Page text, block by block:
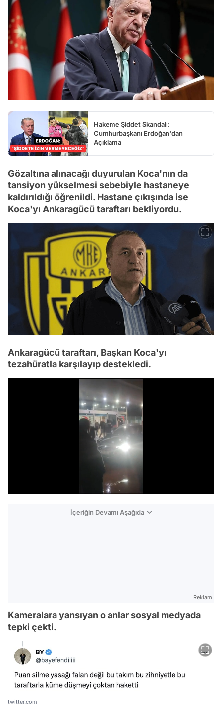
Hakeme Şiddet Skandalı:
Cumhurbaşkanı Erdoğan'dan
Açıklama
Gözaltına alınacağı duyurulan Koca'nın da
tansiyon yükselmesi sebebiyle hastaneye
kaldırıldığı öğrenildi. Hastane çıkışında ise
Koca'yı Ankaragücü taraftarı bekliyordu.
Ankaragücü taraftarı, Başkan Koca'yı
tezahüratla karşılayıp destekledi.
İçeriğin Devamı Aşağıda
Reklam
Kameralara yansıyan o anlar sosyal medyada
tepki çekti.
twitter.com